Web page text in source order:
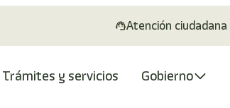
Atención ciudadana
Trámites y servicios Gobierno